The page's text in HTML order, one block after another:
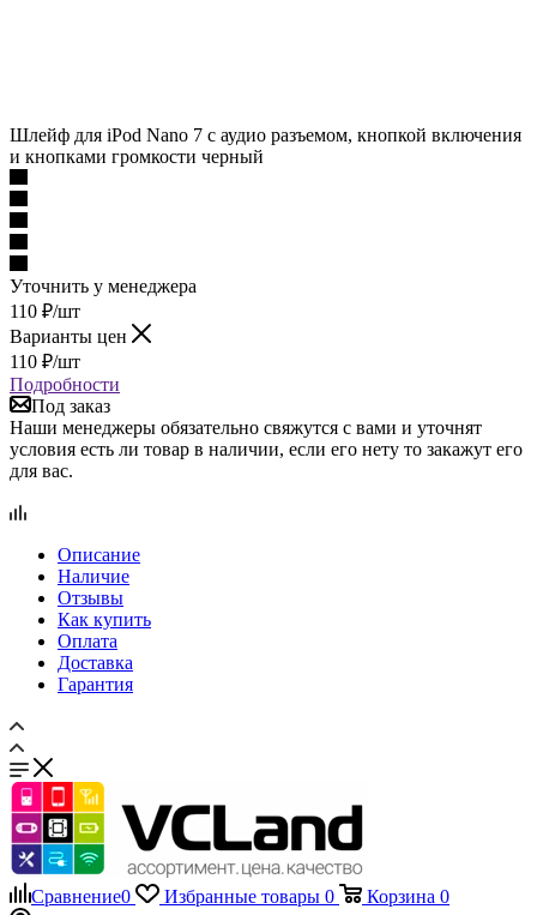
Шлейф для iPod Nano 7 с аудио разъемом, кнопкой включения
и кнопками громкости черный
Уточнить у менеджера
110 ₽/шт
Варианты цен
110 ₽/шт
Подробности
Под заказ
Наши менеджеры обязательно свяжутся с вами и уточнят
условия есть ли товар в наличии, если его нету то закажут его
для вас.
Описание
Наличие
Отзывы
Как купить
Оплата
Доставка
Гарантия
Сравнение0 Избранные товары 0 Корзина 0